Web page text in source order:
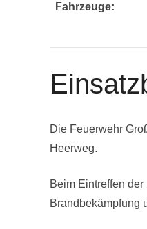
Fahrzeuge:
Die Feuerwehr
Heerweg.
Beim Eintreffen
Brandbekämpfung